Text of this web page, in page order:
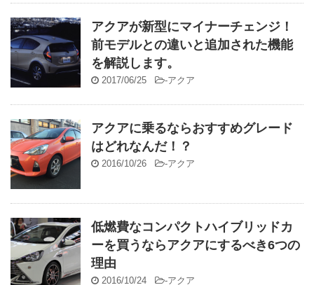
アクアが新型にマイナーチェンジ！
前モデルとの違いと追加された機能
を解説します。
2017/06/25 -アクア
アクアに乗るならおすすめグレード
はどれなんだ！？
2016/10/26 -アクア
低燃費なコンパクトハイブリッドカ
ーを買うならアクアにするべき6つの
理由
2016/10/24 -アクア